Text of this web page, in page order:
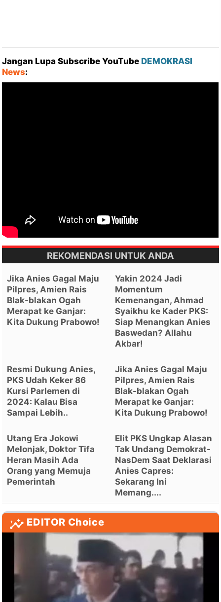
Jangan Lupa Subscribe YouTube DEMOKRASI
News:
REKOMENDASI UNTUK ANDA
Jika Anies Gagal Maju
Pilpres, Amien Rais
Blak-blakan Ogah
Merapat ke Ganjar:
Kita Dukung Prabowo!
Yakin 2024 Jadi
Momentum
Kemenangan, Ahmad
Syaikhu ke Kader PKS:
Siap Menangkan Anies
Baswedan? Allahu
Akbar!
Resmi Dukung Anies,
PKS Udah Keker 86
Kursi Parlemen di
2024: Kalau Bisa
Sampai Lebih..
Jika Anies Gagal Maju
Pilpres, Amien Rais
Blak-blakan Ogah
Merapat ke Ganjar:
Kita Dukung Prabowo!
Utang Era Jokowi
Melonjak, Doktor Tifa
Heran Masih Ada
Orang yang Memuja
Pemerintah
Elit PKS Ungkap Alasan
Tak Undang Demokrat-
NasDem Saat Deklarasi
Anies Capres:
Sekarang Ini
Memang....
EDITOR Choice